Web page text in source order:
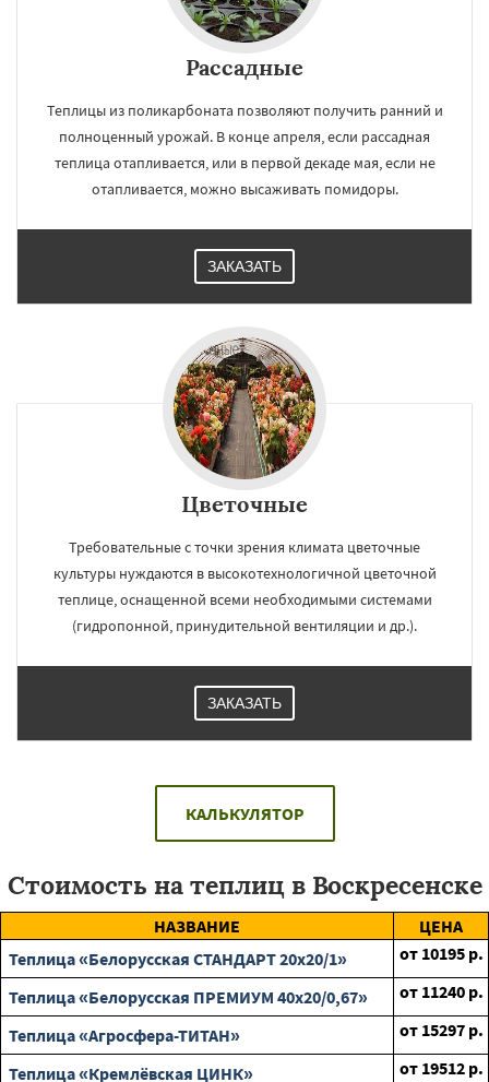
Рассадные
Теплицы из поликарбоната позволяют получить ранний и
полноценный урожай. В конце апреля, если рассадная
теплица отапливается, или в первой декаде мая, если не
отапливается, можно высаживать помидоры.
ЗАКАЗАТЬ
Цветочные
Требовательные с точки зрения климата цветочные
культуры нуждаются в высокотехнологичной цветочной
теплице, оснащенной всеми необходимыми системами
(гидропонной, принудительной вентиляции и др.).
ЗАКАЗАТЬ
КАЛЬКУЛЯТОР
Стоимость на теплиц в Воскресенске
НАЗВАНИЕ
ЦЕНА
Теплица «Белорусская СТАНДАРТ 20х20/1»
от 10195 р.
Теплица «Белорусская ПРЕМИУМ 40х20/0,67»
от 11240 р.
Теплица «Агросфера-ТИТАН»
от 15297 р.
Теплица «Кремлёвская ЦИНК»
от 19512 р.